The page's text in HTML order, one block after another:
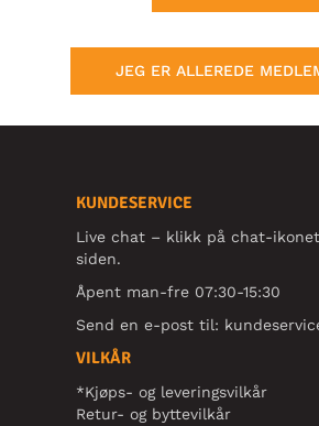
JEG ER ALLEREDE
KUNDESERVICE
Live chat – klikk på chat-
siden.
Åpent man-fre 07:30-15:30
Send en e-post til:
VILKÅR
*Kjøps- og leveringsvilkår
Retur- og byttevilkår